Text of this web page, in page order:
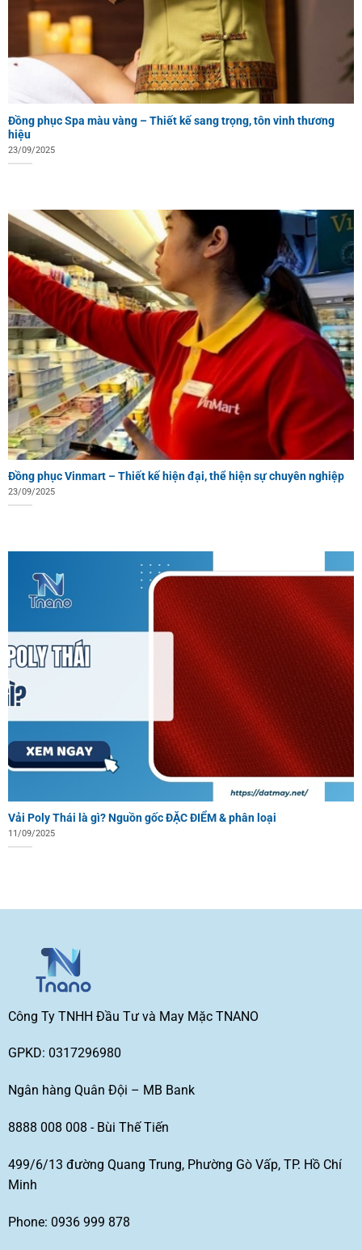
Đồng phục Spa màu vàng – Thiết kế sang trọng, tôn vinh thương
hiệu
23/09/2025
Đồng phục Vinmart – Thiết kế hiện đại, thể hiện sự chuyên nghiệp
23/09/2025
Vải Poly Thái là gì? Nguồn gốc ĐẶC ĐIỂM & phân loại
11/09/2025
Công Ty TNHH Đầu Tư và May Mặc TNANO
GPKD: 0317296980
Ngân hàng Quân Đội – MB Bank
8888 008 008 - Bùi Thế Tiến
499/6/13 đường Quang Trung, Phường Gò Vấp, TP. Hồ Chí
Minh
Phone: 0936 999 878